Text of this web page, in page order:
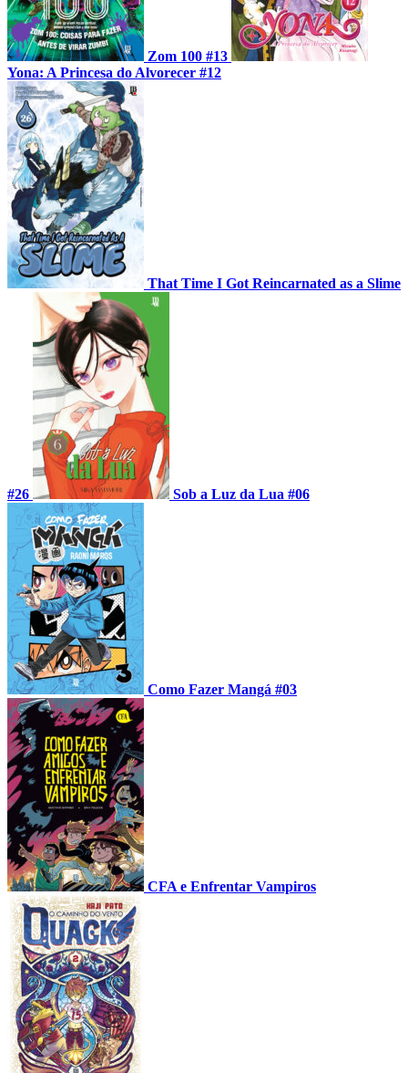
Zom 100 #13
Yona: A Princesa do Alvorecer #12
That Time I Got Reincarnated as a Slime
#26 Sob a Luz da Lua #06
Como Fazer Mangá #03
CFA e Enfrentar Vampiros